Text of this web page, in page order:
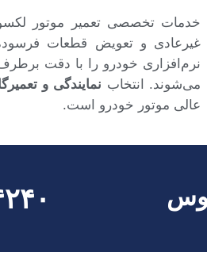
خدمات تخصصی تعمیر موتور
غیرعادی و تعویض قطعات
نرم‌افزاری خودرو را با دقت
می‌شوند. انتخاب نمایندگی و
عالی موتور خودرو است.